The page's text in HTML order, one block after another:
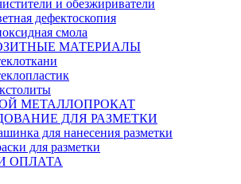
и обезжириватели
дефектоскопия
смола
МАТЕРИАЛЫ
МЕТАЛЛОПРОКАТ
ДЛЯ РАЗМЕТКИ
для нанесения разметки
для разметки
ОПЛАТА